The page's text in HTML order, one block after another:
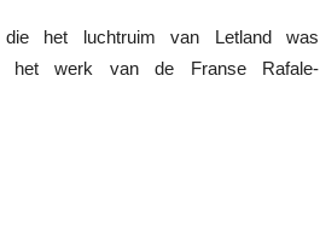
die het luchtruim van Letland was
het werk van de Franse Rafale-